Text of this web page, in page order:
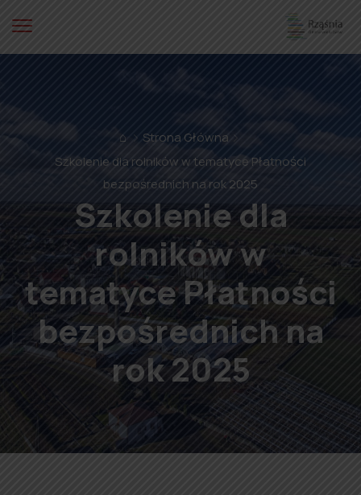
⌂
Strona Główna
Szkolenie dla rolników w tematyce Płatności
bezpośrednich na rok 2025
Szkolenie dla
rolników w
tematyce Płatności
bezpośrednich na
rok 2025